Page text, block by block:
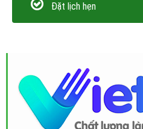
Đặt lịch hẹn